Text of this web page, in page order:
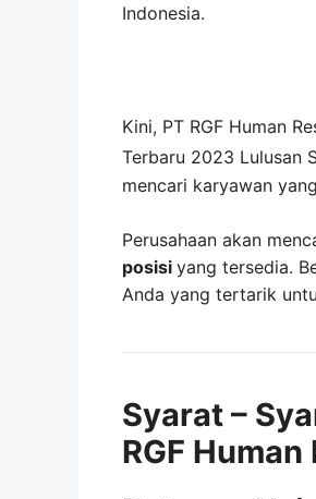
Indonesia.
Kini, PT RGF Human
Terbaru 2023 Lulusan
mencari karyawan
Perusahaan akan
posisi yang tersedia.
Anda yang tertarik
Syarat –
RGF